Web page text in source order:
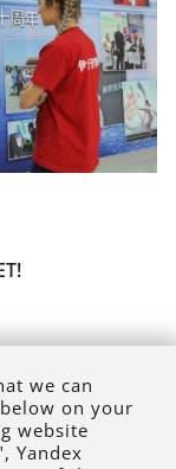
we can
on your
website
Yandex